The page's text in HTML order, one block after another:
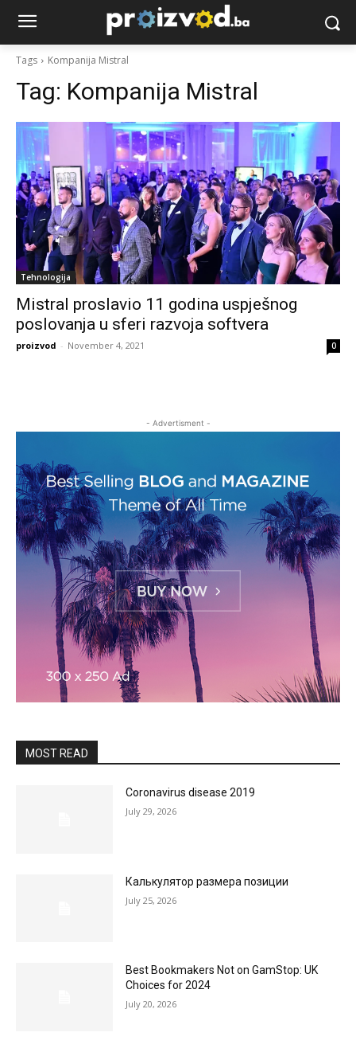
Tags Kompanija Mistral
Tag: Kompanija Mistral
Tehnologija
Mistral proslavio 11 godina uspješnog
poslovanja u sferi razvoja softvera
proizvod - November 4, 2021 0
- Advertisment -
MOST READ
Coronavirus disease 2019
July 29, 2026
Калькулятор размера позиции
July 25, 2026
Best Bookmakers Not on GamStop: UK
Choices for 2024
July 20, 2026